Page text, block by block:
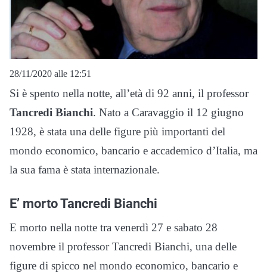
28/11/2020 alle 12:51
Si è spento nella notte, all’età di 92 anni, il professor
Tancredi Bianchi. Nato a Caravaggio il 12 giugno
1928, è stata una delle figure più importanti del
mondo economico, bancario e accademico d’Italia, ma
la sua fama è stata internazionale.
E’ morto Tancredi Bianchi
E morto nella notte tra venerdì 27 e sabato 28
novembre il professor Tancredi Bianchi, una delle
figure di spicco nel mondo economico, bancario e